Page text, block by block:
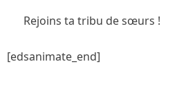
Rejoins ta tribu de sœurs !
[edsanimate_end]